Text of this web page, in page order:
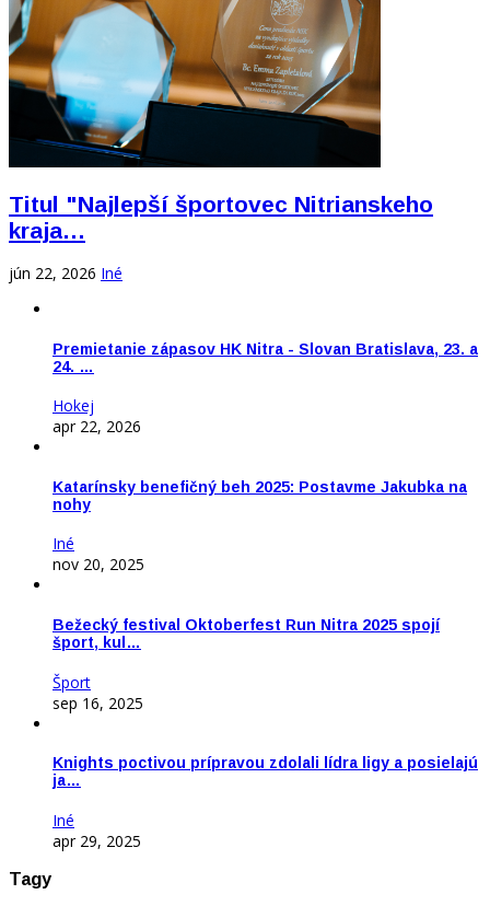
Titul "Najlepší športovec Nitrianskeho
kraja…
jún 22, 2026 Iné
Premietanie zápasov HK Nitra - Slovan Bratislava, 23. a
24. …
Hokej
apr 22, 2026
Katarínsky benefičný beh 2025: Postavme Jakubka na
nohy
Iné
nov 20, 2025
Bežecký festival Oktoberfest Run Nitra 2025 spojí
šport, kul…
Šport
sep 16, 2025
Knights poctivou prípravou zdolali lídra ligy a posielajú
ja…
Iné
apr 29, 2025
Tagy